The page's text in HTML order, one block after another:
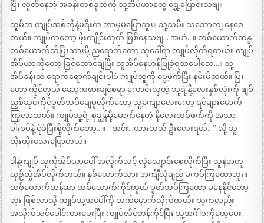
ပြီး လွတ်နေတဲ့ အခန်းတစ်ခုထဲကို သူ့အိပ်ယာတွေ ရွှေ့ပြောင်းသဗျ။
သူ့မိဘ ကျုပ်အစ်ကိုနဲ့မရီးက ဘာမှမပြောဘူး။ သူ့သမီး သဘောကျ နေစေ
တယ်။ ကျုပ်ကတော့ ဖိုးကျိုင်းတုတ် ဖြစ်နေသဗျ… အဟဲ…။ တစ်ယောက်ဆန္ဒ
တစ်ယောက်သိပြီးသားမို့ ညရောက်တော့ သူခေါ်ရာ ကျုပ်လိုက်ရတယ်။ ကျုပ်
အိပ်ယာကိုတော့ ခြင်ထောင်ချပြီး လူအိပ်နေဟန်ပြုခဲ့ရသပေါ့လေ…။ သူ့
အိပ်ခန်းထဲ ရောက်ရောက်ချင်းပါပဲ ကျုပ်သူ့ကို ပွေ့ဖက်ပြီး နမ်းမိတယ်။ ပြီး
တော့ ကိုင်တွယ် ဆော့ကစားချင်စရာ ကောင်းလှတဲ့ သူ့ရဲ့နို့လေးနှစ်လုံးကို ဖျစ်
ညှစ်ဆုပ်ကိုင်ပွတ်သပ်ချေမွလိုက်တော့ သူ့ကျောလေးကော့ ရင်များမောက်
ကြွလာတယ်။ ကျုပ်သူ့ရဲ့ စုချွန်မို့မောက်နေတဲ့ နို့လေးတစ်ဖက်ကို အသာ
ပါးစပ်နဲ့ ငုံခဲပြီးစို့လိုက်တော့…။ “ အင်း…ယားတယ် ဦးလေးရယ်…” လို့ သူ
တိုးတိုးလေးပြောတယ်။
ဒါနဲ့ကျုပ် သူ့ကိုအိပ်ယာပေါ် အလိုက်သင့် လှဲလျောင်းစေလိုက်ပြီး သူနဲ့အတူ
ယှဉ်တွဲအိပ်လိုက်တယ်။ နှစ်ယောက်သား အင်္ကျီလုံချည် မကပ်ကြတော့ဘူး။
တစ်ယောက်တန်ဆာ တစ်ယောက်ကိုင်တွယ် ပွတ်သပ်ကြတော့ မနေနိုင်တော့
ဘူး ဖြစ်လာလို့ ကျုပ်သူ့အပေါ်ကို တက်မှောက်လိုက်တယ်။ သူကလည်း
အလိုက်သင့်ပေါင်ကားပေးပြီး ကျုပ်လိင်တန်ကိုင်ပြီး သူ့အင်္ဂါဝကိုတေ့ပေး